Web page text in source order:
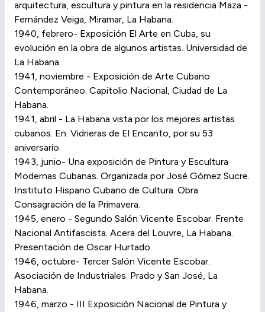
arquitectura, escultura y pintura en la residencia Maza -
Fernández Veiga, Miramar, La Habana.
1940, febrero- Exposición El Arte en Cuba, su
evolución en la obra de algunos artistas. Universidad de
La Habana.
1941, noviembre - Exposición de Arte Cubano
Contemporáneo. Capitolio Nacional, Ciudad de La
Habana.
1941, abril - La Habana vista por los mejores artistas
cubanos. En: Vidrieras de El Encanto, por su 53
aniversario.
1943, junio- Una exposición de Pintura y Escultura
Modernas Cubanas. Organizada por José Gómez Sucre.
Instituto Hispano Cubano de Cultura. Obra:
Consagración de la Primavera.
1945, enero - Segundo Salón Vicente Escobar. Frente
Nacional Antifascista. Acera del Louvre, La Habana.
Presentación de Oscar Hurtado.
1946, octubre- Tercer Salón Vicente Escobar.
Asociación de Industriales. Prado y San José, La
Habana.
1946, marzo - III Exposición Nacional de Pintura y